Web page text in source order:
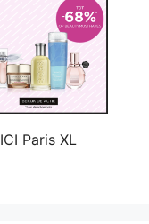
ICI Paris XL